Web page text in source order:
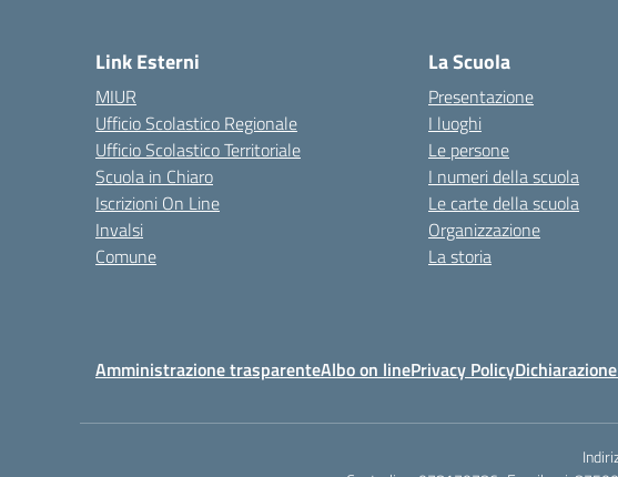
Link Esterni
MIUR
Ufficio Scolastico Regionale
Ufficio Scolastico Territoriale
Scuola in Chiaro
Iscrizioni On Line
Invalsi
Comune
La Scuola
Presentazione
I luoghi
Le persone
I numeri della scuola
Le carte della scuola
Organizzazione
La storia
Amministrazione trasparenteAlbo on linePrivacy Policy